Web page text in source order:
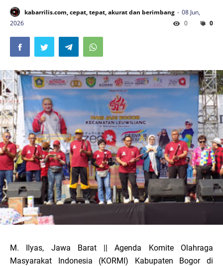
kabarrilis.com, cepat, tepat, akurat dan berimbang
08 Jun,
2026
0
0
M. Ilyas, Jawa Barat || Agenda Komite Olahraga
Masyarakat Indonesia (KORMI) Kabupaten Bogor di